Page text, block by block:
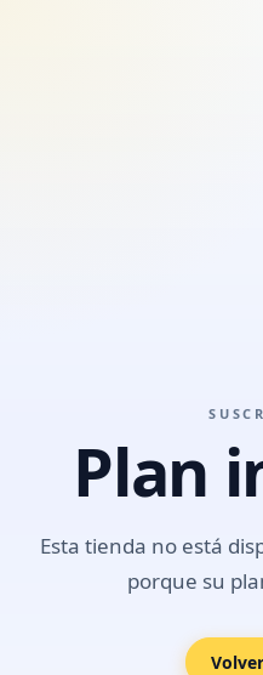
Plan
Esta tienda no está
porque su